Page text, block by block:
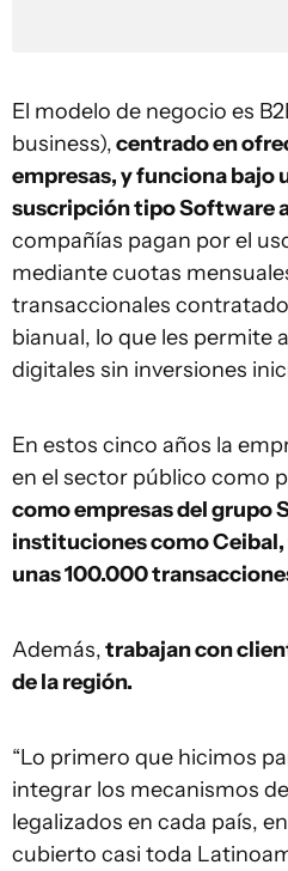
El modelo de negocio es
business),centrado en
empresas, y funciona bajo
suscripción tipo Software
compañías pagan por el
mediante cuotas
transaccionales
bianual, lo que les permite
digitales sin inversiones
En estos cinco años la
en el sector público como
como empresas del grupo
instituciones como
unas 100.000
Además,trabajan con
de la región.
“Lo primero que hicimos
integrar los mecanismos
legalizados en cada país,
cubierto casi toda